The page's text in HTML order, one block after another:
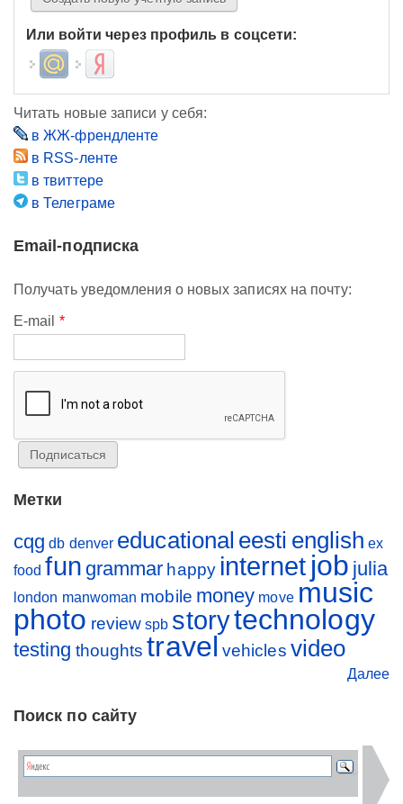
Или войти через профиль в соцсети:
Login with Mail.ruLogin with Яндекс
Читать новые записи у себя:
в ЖЖ-френдленте
в RSS-ленте
в твиттере
в Телеграме
Email-подписка
Получать уведомления о новых записях на почту:
E-mail *
Метки
cqg db denver educational eesti english ex
food fun grammar happy internet job julia
london manwoman mobile money move music
photo review spb storytechnology
testing thoughts travel vehicles video
Далее
Поиск по сайту